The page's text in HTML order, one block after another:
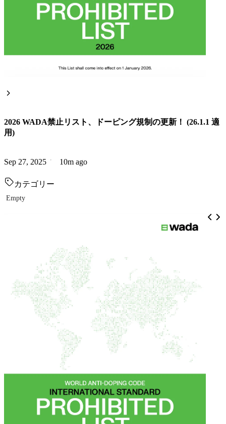
2026 WADA禁止リスト、ドーピング規制の更新！ (26.1.1 適
用)
Sep 27, 2025 10m ago
カテゴリー
Empty